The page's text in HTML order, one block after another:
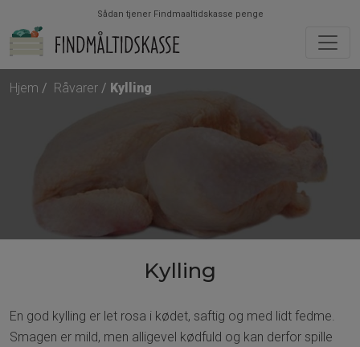
Sådan tjener Findmaaltidskasse penge
Hjem Råvarer Kylling
Kylling
En god kylling er let rosa i kødet, saftig og med lidt fedme.
Smagen er mild, men alligevel kødfuld og kan derfor spille